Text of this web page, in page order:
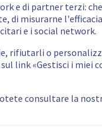
e di partner terzi:
di misurarne
e i social network.
rifiutarli o
link «Gestisci i miei
consultare la